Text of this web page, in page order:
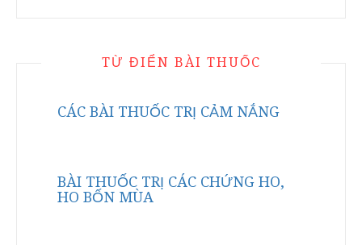
TỪ ĐIỂN BÀI THUỐC
CÁC BÀI THUỐC TRỊ CẢM NẮNG
BÀI THUỐC TRỊ CÁC CHỨNG HO,
HO BỐN MÙA